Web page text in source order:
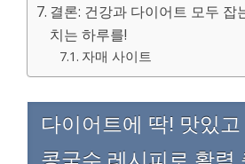
결론: 건강과 다이어트 모두 잡
치는 하루를!
자매 사이트
다이어트에 딱! 맛있
콩국수 레시피로 활력